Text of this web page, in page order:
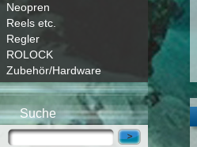
Neopren
Reels etc.
Regler
ROLOCK
Zubehör/Hardware
Suche